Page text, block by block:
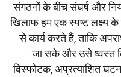
संगठनों के बीच संघर्ष और
खिलाफ हम एक स्पष्ट लक्ष्य
से कार्य करते हैं, ताकि
जा सके और उसे ध्वस्त
विस्फोटक, अप्रत्याशित